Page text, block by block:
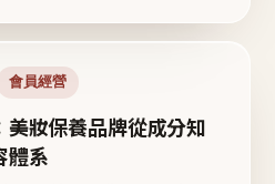
會員經營
妝保養品牌從成分知
體系